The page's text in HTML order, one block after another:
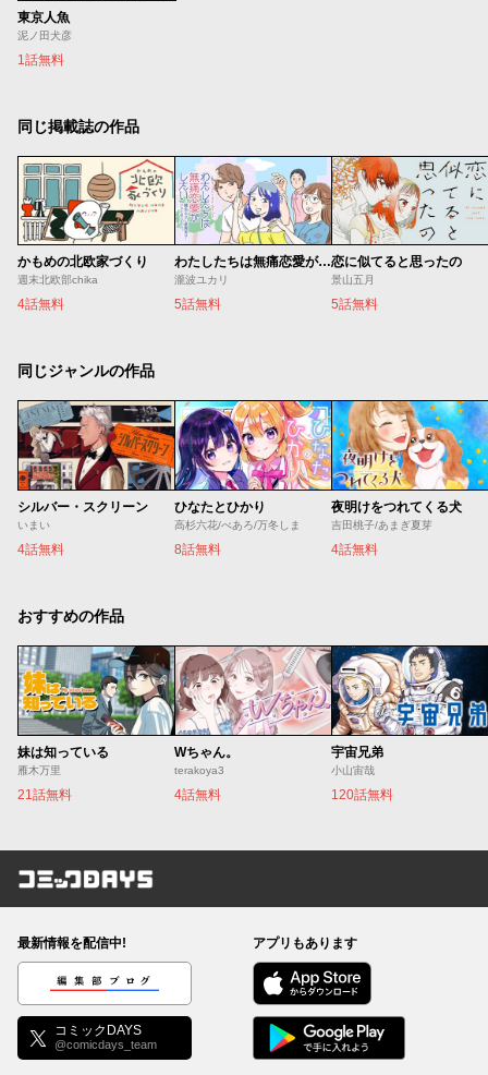
東京人魚
泥ノ田犬彦
1話無料
同じ掲載誌の作品
かもめの北欧家づくり
週末北欧部chika
4話無料
わたしたちは無痛恋愛がしたい 〜鍵垢女子と星屑男子とフェミおじさん〜
瀧波ユカリ
5話無料
恋に似てると思ったの
景山五月
5話無料
同じジャンルの作品
シルバー・スクリーン
いまい
4話無料
ひなたとひかり
高杉六花/べあろ/万冬しま
8話無料
夜明けをつれてくる犬
吉田桃子/あまぎ夏芽
4話無料
おすすめの作品
妹は知っている
雁木万里
21話無料
Wちゃん。
terakoya3
4話無料
宇宙兄弟
小山宙哉
120話無料
コミックDAYS
最新情報を配信中!
編集部ブログ
コミックDAYS
@comicdays_team
アプリもあります